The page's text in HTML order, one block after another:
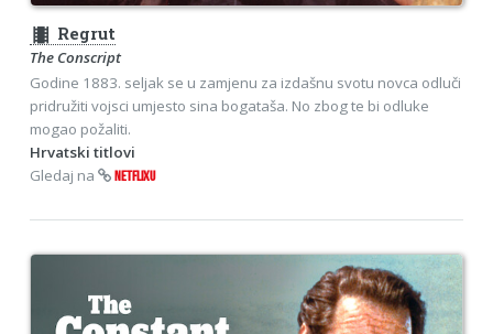
theaters Regrut
The Conscript
Godine 1883. seljak se u zamjenu za izdašnu svotu novca odluči
pridružiti vojsci umjesto sina bogataša. No zbog te bi odluke
mogao požaliti.
Hrvatski titlovi
Gledaj na
NETFLIXU